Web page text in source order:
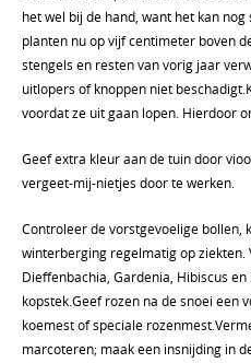
het wel bij de hand, want het kan
planten nu op vijf centimeter boven
stengels en resten van vorig jaar
uitlopers of knoppen niet
voordat ze uit gaan lopen. Hierdoor
Geef extra kleur aan de tuin door
vergeet-mij-nietjes door te werken.
Controleer de vorstgevoelige bollen,
winterberging regelmatig op ziekten.
Dieffenbachia, Gardenia, Hibiscus
kopstek.Geef rozen na de snoei een
koemest of speciale
marcoteren; maak een insnijding in